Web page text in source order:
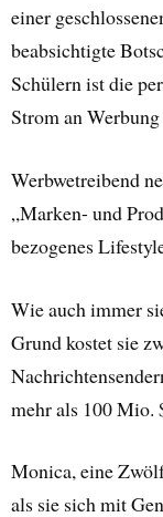
einer
beabsichtigte
Schülern ist die
Strom an
Werbwetreibend
„Marken- und
bezogenes
Wie auch immer
Grund kostet sie
mehr als 100 Mio.
Monica, eine
als sie sich mit